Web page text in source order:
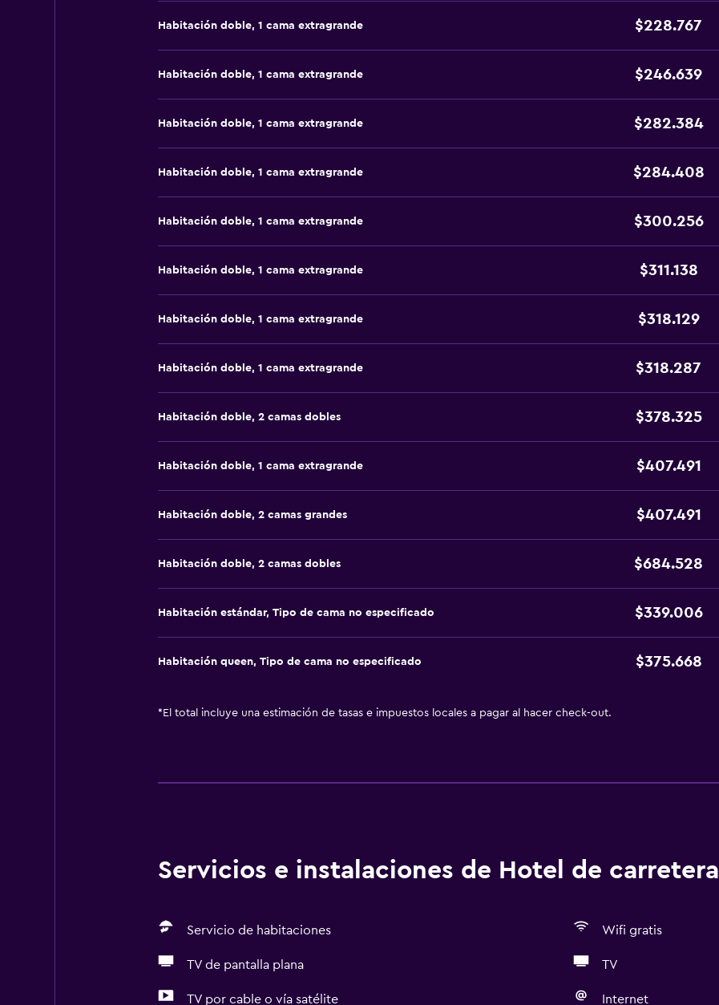
Habitación doble, 1 cama extragrande $228.767
Habitación doble, 1 cama extragrande $246.639
Habitación doble, 1 cama extragrande $282.384
Habitación doble, 1 cama extragrande $284.408
Habitación doble, 1 cama extragrande $300.256
Habitación doble, 1 cama extragrande $311.138
Habitación doble, 1 cama extragrande $318.129
Habitación doble, 1 cama extragrande $318.287
Habitación doble, 2 camas dobles $378.325
Habitación doble, 1 cama extragrande $407.491
Habitación doble, 2 camas grandes $407.491
Habitación doble, 2 camas dobles $684.528
Habitación estándar, Tipo de cama no especificado $339.006
Habitación queen, Tipo de cama no especificado $375.668
* El total incluye una estimación de tasas e impuestos locales a pagar al hacer check-out.
Servicios e instalaciones de Hotel de carretera
Servicio de habitaciones Wifi gratis
TV de pantalla plana TV
TV por cable o vía satélite Internet